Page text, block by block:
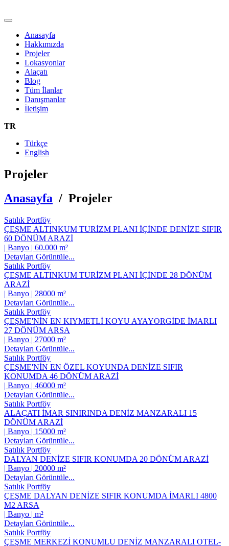
Anasayfa
Hakkımızda
Projeler
Lokasyonlar
Alaçatı
Blog
Tüm İlanlar
Danışmanlar
İletişim
TR
Türkçe
English
Projeler
Anasayfa / Projeler
Satılık Portföy
ÇEŞME ALTINKUM TURİZM PLANI İÇİNDE DENİZE SIFIR
60 DÖNÜM ARAZİ
| Banyo | 60.000 m²
Detayları Görüntüle...
Satılık Portföy
ÇEŞME ALTINKUM TURİZM PLANI İÇİNDE 28 DÖNÜM
ARAZİ
| Banyo | 28000 m²
Detayları Görüntüle...
Satılık Portföy
ÇEŞME'NİN EN KIYMETLİ KOYU AYAYORGİDE İMARLI
27 DÖNÜM ARSA
| Banyo | 27000 m²
Detayları Görüntüle...
Satılık Portföy
ÇEŞME'NİN EN ÖZEL KOYUNDA DENİZE SIFIR
KONUMDA 46 DÖNÜM ARAZİ
| Banyo | 46000 m²
Detayları Görüntüle...
Satılık Portföy
ALAÇATI İMAR SINIRINDA DENİZ MANZARALI 15
DÖNÜM ARAZİ
| Banyo | 15000 m²
Detayları Görüntüle...
Satılık Portföy
DALYAN DENİZE SIFIR KONUMDA 20 DÖNÜM ARAZİ
| Banyo | 20000 m²
Detayları Görüntüle...
Satılık Portföy
ÇEŞME DALYAN DENİZE SIFIR KONUMDA İMARLI 4800
M2 ARSA
| Banyo | m²
Detayları Görüntüle...
Satılık Portföy
ÇEŞME MERKEZİ KONUMLU DENİZ MANZARALI OTEL-